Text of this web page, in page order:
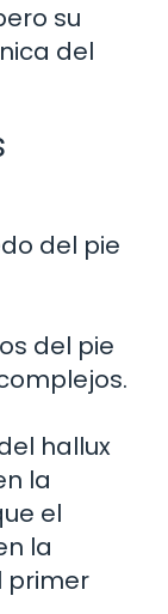
su
del
del pie
del pie
hallux
la
el
la
primer